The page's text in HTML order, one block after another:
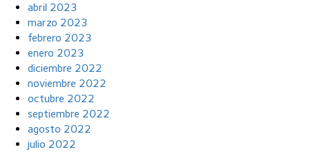
abril 2023
marzo 2023
febrero 2023
enero 2023
diciembre 2022
noviembre 2022
octubre 2022
septiembre 2022
agosto 2022
julio 2022